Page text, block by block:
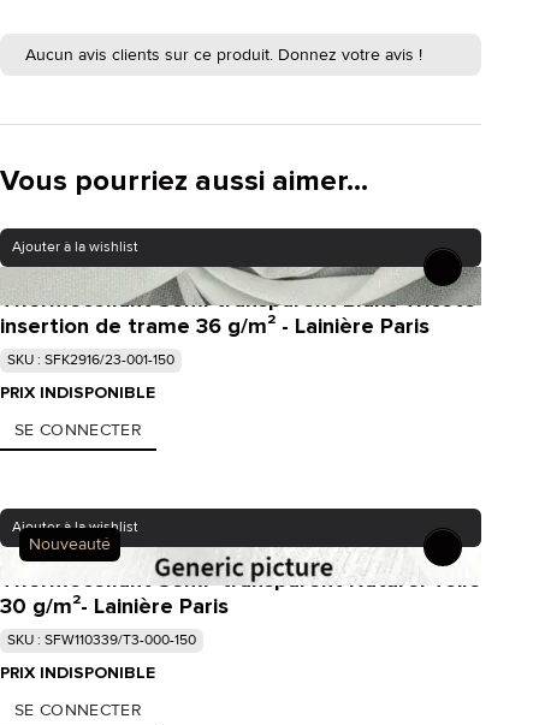
Aucun avis clients sur ce produit. Donnez votre avis !
Vous pourriez aussi aimer...
Ajouter à la wishlist
Thermocollant Semi-transparent Blanc Tricoté
insertion de trame 36 g/m² - Lainière Paris
SKU : SFK2916/23-001-150
PRIX INDISPONIBLE
SE CONNECTER
Nouveauté
Ajouter à la wishlist
Thermocollant Semi- transparent Naturel Toile
30 g/m²- Lainière Paris
SKU : SFW110339/T3-000-150
PRIX INDISPONIBLE
SE CONNECTER